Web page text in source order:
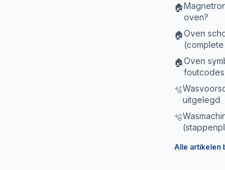
🏠
oven?
🏠Oven
🏠Oven
🫧
uitgelegd
🫧
Alle artikelen